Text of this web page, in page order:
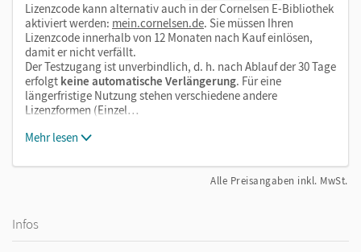
Lizenzcode kann alternativ auch in der Cornelsen E-Bibliothek
aktiviert werden: mein.cornelsen.de. Sie müssen Ihren
Lizenzcode innerhalb von 12 Monaten nach Kauf einlösen,
damit er nicht verfällt.
Der Testzugang ist unverbindlich, d. h. nach Ablauf der 30 Tage
erfolgt keine automatische Verlängerung. Für eine
längerfristige Nutzung stehen verschiedene andere
Lizenzformen (Einzel…
Mehr lesen
Alle Preisangaben inkl. MwSt.
Infos